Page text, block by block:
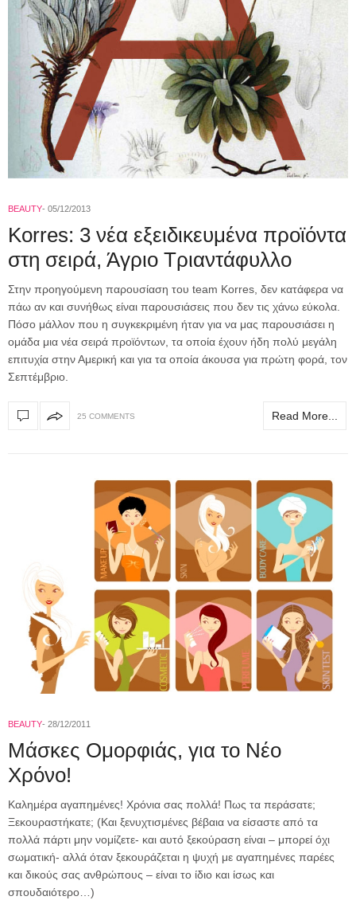
BEAUTY 05/12/2013
Korres: 3 νέα εξειδικευμένα προϊόντα
στη σειρά, Άγριο Τριαντάφυλλο
Στην προηγούμενη παρουσίαση του team Korres, δεν κατάφερα να
πάω αν και συνήθως είναι παρουσιάσεις που δεν τις χάνω εύκολα.
Πόσο μάλλον που η συγκεκριμένη ήταν για να μας παρουσιάσει η
ομάδα μια νέα σειρά προϊόντων, τα οποία έχουν ήδη πολύ μεγάλη
επιτυχία στην Αμερική και για τα οποία άκουσα για πρώτη φορά, τον
Σεπτέμβριο.
25 COMMENTS Read More...
BEAUTY 28/12/2011
Μάσκες Ομορφιάς, για το Νέο
Χρόνο!
Kαλημέρα αγαπημένες! Χρόνια σας πολλά! Πως τα περάσατε;
Ξεκουραστήκατε; (Και ξενυχτισμένες βέβαια να είσαστε από τα
πολλά πάρτι μην νομίζετε- και αυτό ξεκούραση είναι – μπορεί όχι
σωματική- αλλά όταν ξεκουράζεται η ψυχή με αγαπημένες παρέες
και δικούς σας ανθρώπους – είναι το ίδιο και ίσως και
σπουδαιότερο…)